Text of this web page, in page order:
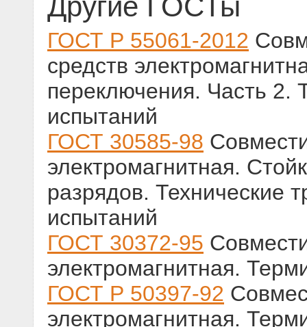
Другие ГОСТы
ГОСТ Р 55061-2012
средств
переключения. Часть 2.
испытаний
ГОСТ 30585-98
электромагнитная.
разрядов. Технические
испытаний
ГОСТ 30372-95
электромагнитная.
ГОСТ Р 50397-92
электромагнитная.